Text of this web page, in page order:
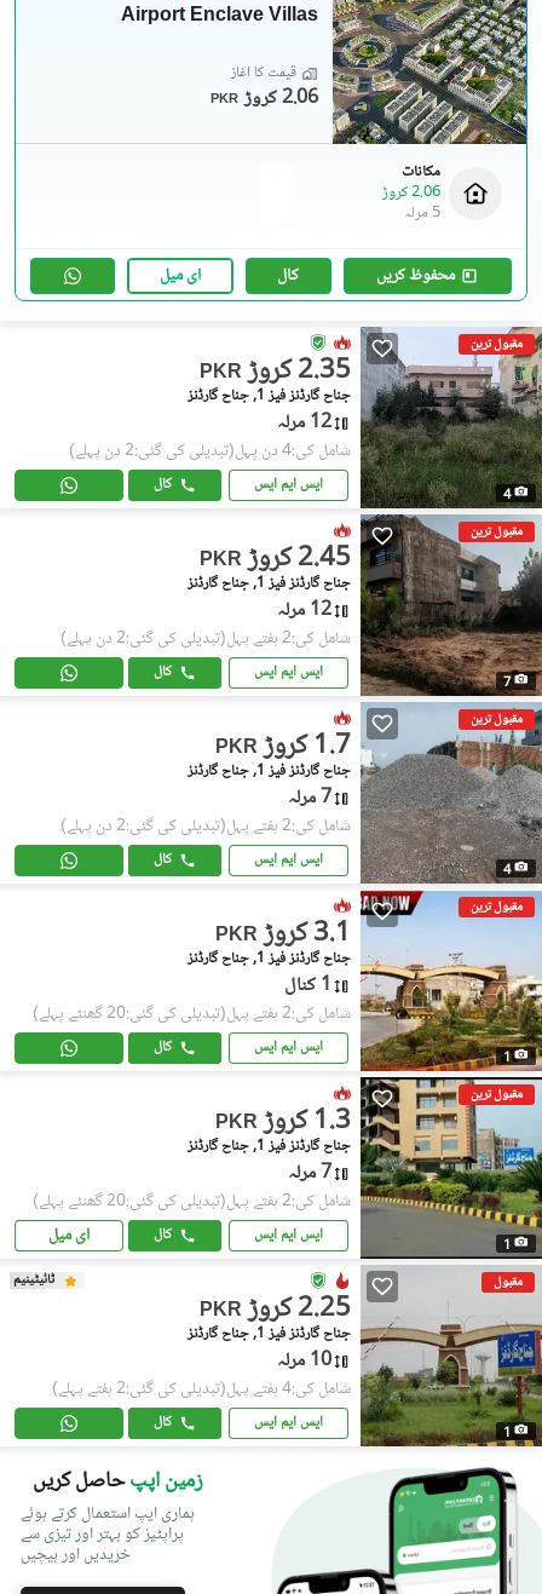
Airport Enclave Villas
قیمت کا آغاز
PKR 2.06 کروڑ
مکانات
2.06 کروڑ
5 مرلہ
محفوظ کریں کال ای میل
مقبول ترین
4
PKR 2.35 کروڑ
جناح گارڈنز فیز 1, جناح گارڈنز
12 مرلہ
شامل کی:4 دن پہل (تبدیلی کی گئی:2 دن پہلے)
ایس ایم ایس کال
مقبول ترین
7
PKR 2.45 کروڑ
جناح گارڈنز فیز 1, جناح گارڈنز
12 مرلہ
شامل کی:2 ہفتے پہل (تبدیلی کی گئی:2 دن پہلے)
ایس ایم ایس کال
مقبول ترین
4
PKR 1.7 کروڑ
جناح گارڈنز فیز 1, جناح گارڈنز
7 مرلہ
شامل کی:2 ہفتے پہل (تبدیلی کی گئی:2 دن پہلے)
ایس ایم ایس کال
مقبول ترین
1
PKR 3.1 کروڑ
جناح گارڈنز فیز 1, جناح گارڈنز
1 کنال
شامل کی:2 ہفتے پہل (تبدیلی کی گئی:20 گھنٹے پہلے)
ایس ایم ایس کال
مقبول ترین
1
PKR 1.3 کروڑ
جناح گارڈنز فیز 1, جناح گارڈنز
7 مرلہ
شامل کی:2 ہفتے پہل (تبدیلی کی گئی:20 گھنٹے پہلے)
ایس ایم ایس کال ای میل
مقبول
1
ٹائیٹینیم
PKR 2.25 کروڑ
جناح گارڈنز فیز 1, جناح گارڈنز
10 مرلہ
شامل کی:4 ہفتے پہل (تبدیلی کی گئی:2 ہفتے پہلے)
ایس ایم ایس کال
زمین اپپحاصل کریں
ہماری ایپ استعمال کرتے ہوئے
پراپٹیز کو بہتر اور تیزی سے
خریدیں اور بیچیں